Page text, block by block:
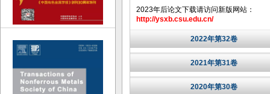
2023年后论文下载请访问新版网站：
http://ysxb.csu.edu.cn/
2022年第32卷
2021年第31卷
2020年第30卷